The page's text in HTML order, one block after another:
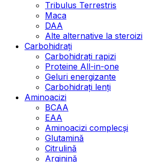
Tribulus Terrestris
Maca
DAA
Alte alternative la steroizi
Carbohidrați
Carbohidrați rapizi
Proteine All-in-one
Geluri energizante
Carbohidrați lenți
Aminoacizi
BCAA
EAA
Aminoacizi complecși
Glutamină
Citrulină
Arginină